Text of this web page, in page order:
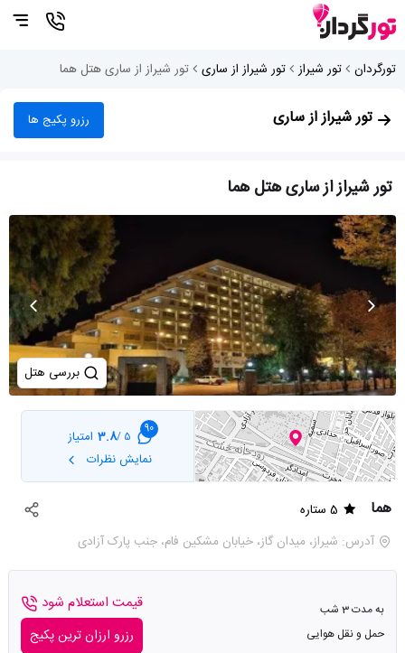
تورگردان تور شیراز تور شیراز از ساری تور شیراز از ساری هتل هما
تور شیراز از ساری رزرو پکیج ها
تور شیراز از ساری هتل هما
بررسی هتل
90
5 /
3.8 امتیاز
نمایش نظرات
هما
5 ستاره
آدرس: شيراز، میدان گاز، خيابان مشكين فام، جنب پارک آزادی
به مدت 3 شب
حمل و نقل هوایی
قیمت استعلام شود
رزرو ارزان ترین پکیج